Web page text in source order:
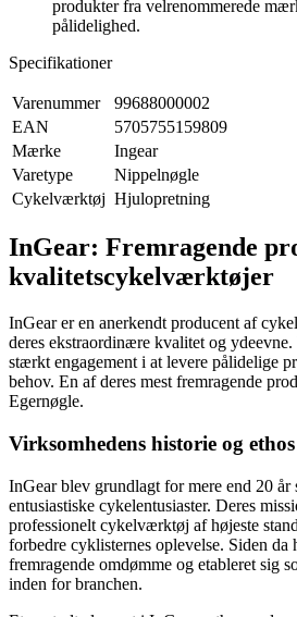
produkter fra velrenommerede
pålidelighed.
Specifikationer
Varenummer
99688000002
EAN
5705755159809
Mærke
Ingear
Varetype
Nippelnøgle
Cykelværktøj Hjulopretning
InGear: Fremragende
kvalitetscykelværktøjer
InGear er en anerkendt producent af
deres ekstraordinære kvalitet og
stærkt engagement i at levere pålidelige
behov. En af deres mest fremragende
Egernøgle.
Virksomhedens historie og ethos
InGear blev grundlagt for mere end 20 år
entusiastiske cykelentusiaster. Deres
professionelt cykelværktøj af højeste
forbedre cyklisternes oplevelse. Siden da
fremragende omdømme og etableret sig
inden for branchen.